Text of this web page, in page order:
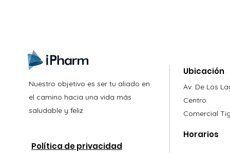
Nuestro objetivo es ser tu aliado en
el camino hacia una vida más
saludable y feliz.
Política de privacidad
Ubicación
Av. De Los
Centro
Comercial
Horarios